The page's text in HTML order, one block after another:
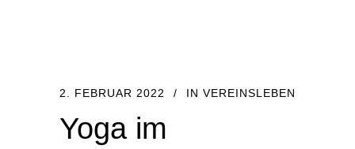
2. FEBRUAR 2022 IN VEREINSLEBEN
Yoga im